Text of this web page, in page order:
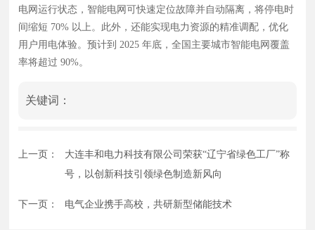
国主要城市智能电网覆盖率将超过 90%。
电网运行状态，智能电网可快速定位故障并自动隔离，将停电时
间缩短 70% 以上。此外，还能实现电力资源的精准调配，优化
用户用电体验。预计到 2025 年底，全国主要城市智能电网覆盖
率将超过 90%。
关键词：
上一页：
大连丰和电力科技有限公司荣获“辽宁省绿色工厂”称
号，以创新科技引领绿色制造新风向
下一页： 电气企业携手高校，共研新型储能技术